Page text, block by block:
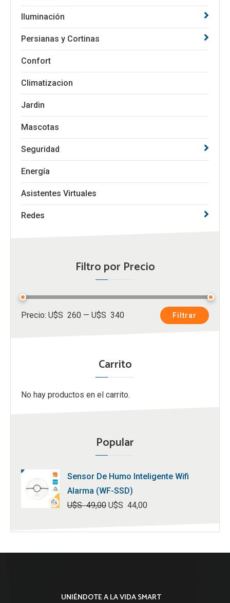
Iluminación
Persianas y Cortinas
Confort
Climatizacion
Jardin
Mascotas
Seguridad
Energía
Asistentes Virtuales
Redes
Filtro por Precio
Precio
Precio
Filtrar
Precio: U$S 260 — U$S 340
Carrito
No hay productos en el carrito.
Popular
Sensor De Humo Inteligente Wifi
Alarma (WF-SSD)
U$S49,00
precio
U$S 44,00
precio
UNIÉNDOTE A LA VIDA SMART